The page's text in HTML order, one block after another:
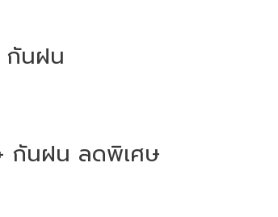
กันฝน
กันฝน ลดพิเศษ